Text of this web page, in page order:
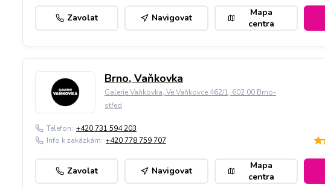
Zavolat Navigovat
Mapa
centra
Brno, Vaňkovka
Galerie Vaňkovka, Ve Vaňkovce 462/1, 602 00 Brno-
střed
Telefon: +420 731 594 203
Info k zakázkám: +420 778 759 707
Zavolat Navigovat
Mapa
centra